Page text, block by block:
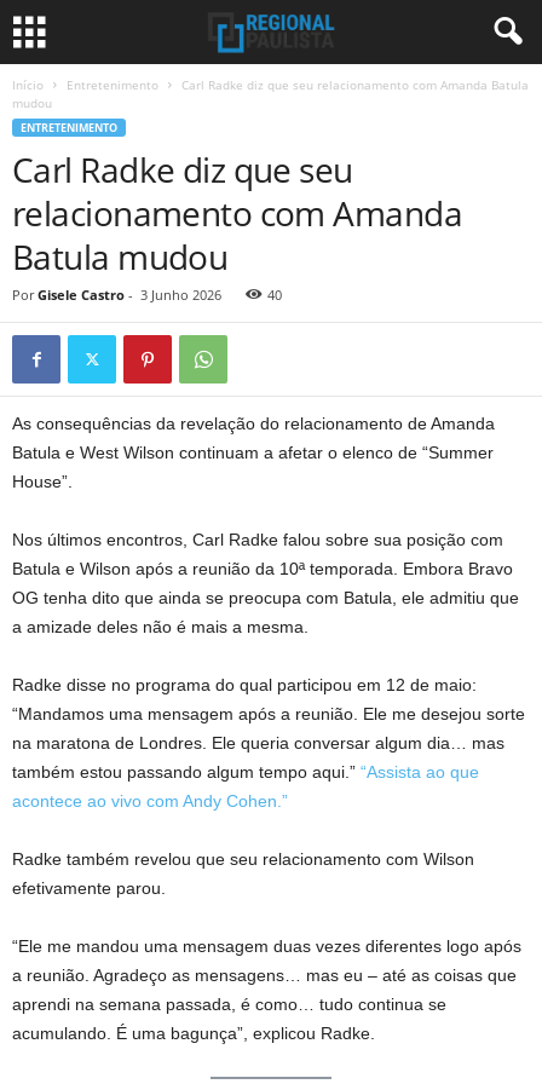
Início Entretenimento
Carl Radke diz que seu relacionamento com Amanda Batula
mudou
ENTRETENIMENTO
Carl Radke diz que seu
relacionamento com Amanda
Batula mudou
Por Gisele Castro - 3 Junho 2026 40
As consequências da revelação do relacionamento de Amanda
Batula e West Wilson continuam a afetar o elenco de “Summer
House”.
Nos últimos encontros, Carl Radke falou sobre sua posição com
Batula e Wilson após a reunião da 10ª temporada. Embora Bravo
OG tenha dito que ainda se preocupa com Batula, ele admitiu que
a amizade deles não é mais a mesma.
Radke disse no programa do qual participou em 12 de maio:
“Mandamos uma mensagem após a reunião. Ele me desejou sorte
na maratona de Londres. Ele queria conversar algum dia… mas
também estou passando algum tempo aqui.” “Assista ao que
acontece ao vivo com Andy Cohen.”
Radke também revelou que seu relacionamento com Wilson
efetivamente parou.
“Ele me mandou uma mensagem duas vezes diferentes logo após
a reunião. Agradeço as mensagens… mas eu – até as coisas que
aprendi na semana passada, é como… tudo continua se
acumulando. É uma bagunça”, explicou Radke.